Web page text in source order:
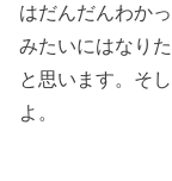
はだんだんわか
みたいにはなり
と思います。そ
よ。